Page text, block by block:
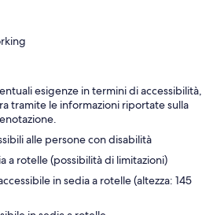
esigenze in termini di accessibilità,
tramite le informazioni riportate sulla
alle persone con disabilità
a rotelle (possibilità di limitazioni)
in sedia a rotelle (altezza: 145